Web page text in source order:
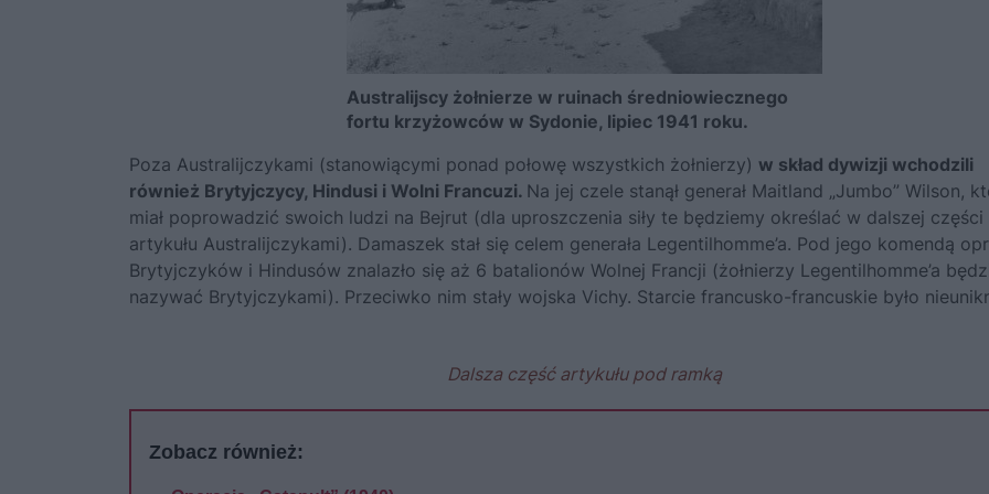
Australijscy żołnierze w ruinach średniowiecznego
fortu krzyżowców w Sydonie, lipiec 1941 roku.
Poza Australijczykami (stanowiącymi ponad połowę wszystkich żołnierzy) w skład dywizji wchodzili
również Brytyjczycy, Hindusi i Wolni Francuzi. Na jej czele stanął generał Maitland „Jumbo” Wilson,
miał poprowadzić swoich ludzi na Bejrut (dla uproszczenia siły te będziemy określać w dalszej części
artykułu Australijczykami). Damaszek stał się celem generała Legentilhomme’a. Pod jego komendą
Brytyjczyków i Hindusów znalazło się aż 6 batalionów Wolnej Francji (żołnierzy Legentilhomme’a
nazywać Brytyjczykami). Przeciwko nim stały wojska Vichy. Starcie francusko-francuskie było
Dalsza część artykułu pod ramką
Zobacz również: